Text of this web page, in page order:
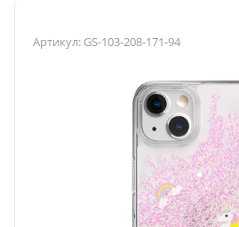
Артикул: GS-103-208-171-94